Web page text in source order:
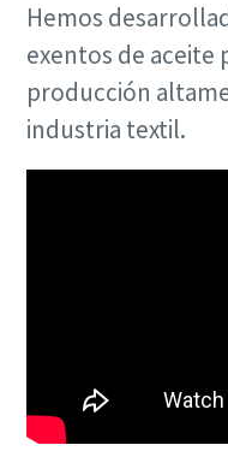
Hemos
exentos de aceite
producción
industria textil.